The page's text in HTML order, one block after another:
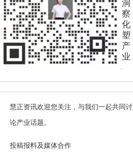
洞
察
化
塑
产
业
慧正资讯欢迎您关注，与我们一起共同讨
论产业话题。
投稿报料及媒体合作